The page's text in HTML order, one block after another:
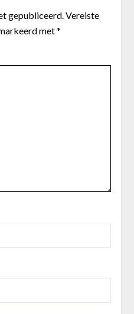
gepubliceerd.Vereiste
met*